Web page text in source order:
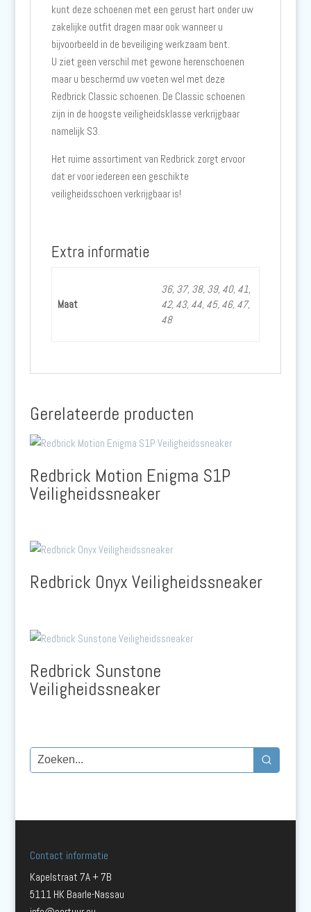
kunt deze schoenen met een gerust hart onder uw
zakelijke outfit dragen maar ook wanneer u
bijvoorbeeld in de beveiliging werkzaam bent.
U ziet geen verschil met gewone herenschoenen
maar u beschermd uw voeten wel met deze
Redbrick Classic schoenen. De Classic schoenen
zijn in de hoogste veiligheidsklasse verkrijgbaar
namelijk S3.
Het ruime assortiment van Redbrick zorgt ervoor
dat er voor iedereen een geschikte
veiligheidsschoen verkrijgbaar is!
Extra informatie
Maat
36, 37, 38, 39, 40, 41,
42, 43, 44, 45, 46, 47,
48
Gerelateerde producten
Redbrick Motion Enigma S1P
Veiligheidssneaker
Redbrick Onyx Veiligheidssneaker
Redbrick Sunstone
Veiligheidssneaker
Contact informatie
Kapelstraat 7A + 7B
5111 HK Baarle-Nassau